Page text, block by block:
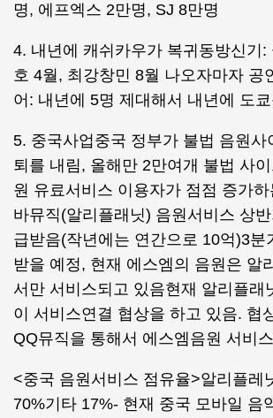
명, 에프엑스 2만명, SJ 8만명
4. 내년에 캐쉬카우가 복귀동방신기:
호 4월, 최강창민 8월 나오자마자 공
어: 내년에 5명 제대해서 내년에 도
5. 중국사업중국 정부가 불법 음원사
퇴를 내림, 올해만 2만여개 불법 사
원 유료서비스 이용자가 점점 증가
바뮤직(알리플래닛) 음원서비스 상반
급받음(작년에는 연간으로 10억)3분
받을 예정, 현재 에스엠의 음원은 알
서만 서비스되고 있음현재 알리플래
이 서비스연결 협상을 하고 있음. 협
QQ뮤직을 통해서 에스엠음원 서비
<중국 음원서비스 점유율>알리플레
70%기타 17%- 현재 중국 모바일 음